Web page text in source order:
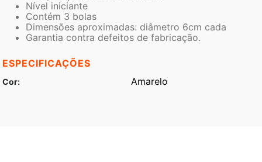
Nível iniciante
Contém 3 bolas
Dimensões aproximadas: diâmetro 6cm cada
Garantia contra defeitos de fabricação.
ESPECIFICAÇÕES
Cor Amarelo